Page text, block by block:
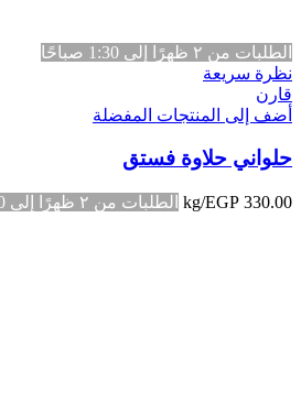
الطلبات من ٢ ظهرًا إلى 1:30 صباحًا
نظرة سريعة
قارن
أضف إلى المنتجات المفضلة
حلواني حلاوة فستق
EGP 330.00
/kg الطلبات من ٢ ظهرًا إلى 1:30 صباحًا